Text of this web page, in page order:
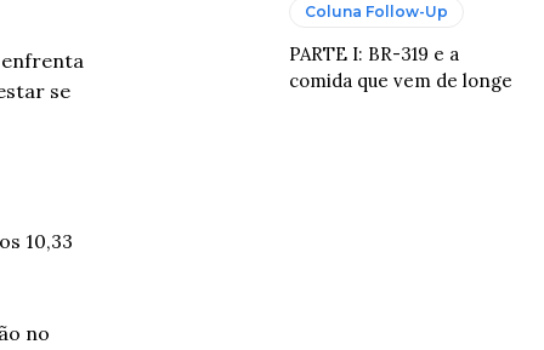
se
10,33
no
Coluna Follow-Up
PARTE I: BR-319 e a
comida que vem de longe